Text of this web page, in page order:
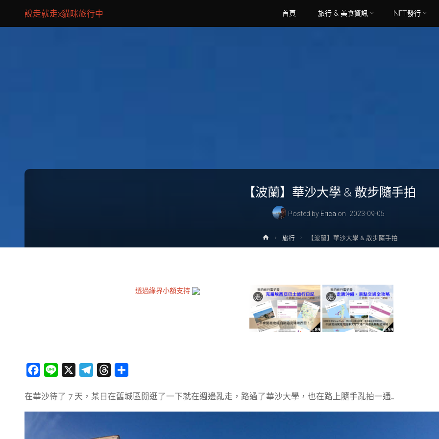
說走就走x貓咪旅行中 Skip
首頁 旅行 & 美食資訊 NFT發行
【波蘭】華沙大學 & 散步隨手拍
Posted by Erica on 2023-09-05
Home旅行 【波蘭】華沙大學 & 散步隨手拍
透過綠界小額支持
c
e
n
e
l
e
r
e
在華沙待了 7 天，某日在舊城區閒逛了一下就在週邊亂走，路過了華沙大學，也在路上隨手亂拍一通…